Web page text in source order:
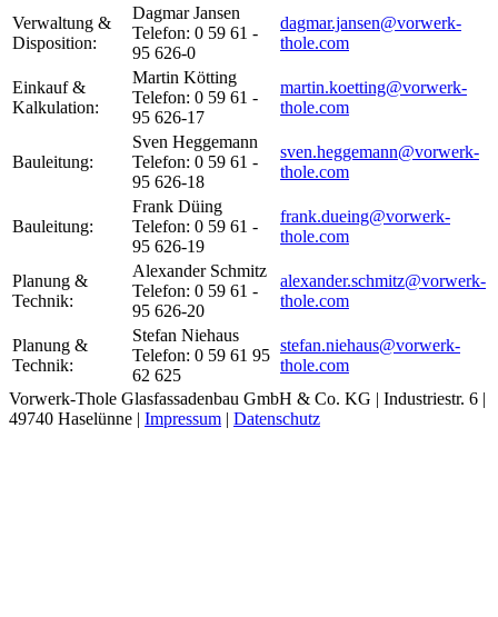
Verwaltung &
Disposition:
Dagmar Jansen
Telefon: 0 59 61 -
95 626-0
dagmar.jansen@vorwerk-
thole.com
Einkauf &
Kalkulation:
Martin Kötting
Telefon: 0 59 61 -
95 626-17
martin.koetting@vorwerk-
thole.com
Bauleitung:
Sven Heggemann
Telefon: 0 59 61 -
95 626-18
sven.heggemann@vorwerk-
thole.com
Bauleitung:
Frank Düing
Telefon: 0 59 61 -
95 626-19
frank.dueing@vorwerk-
thole.com
Planung &
Technik:
Alexander Schmitz
Telefon: 0 59 61 -
95 626-20
alexander.schmitz@vorwerk-
thole.com
Planung &
Technik:
Stefan Niehaus
Telefon: 0 59 61 95
62 625
stefan.niehaus@vorwerk-
thole.com
Vorwerk-Thole Glasfassadenbau GmbH & Co. KG | Industriestr. 6 |
49740 Haselünne | Impressum | Datenschutz